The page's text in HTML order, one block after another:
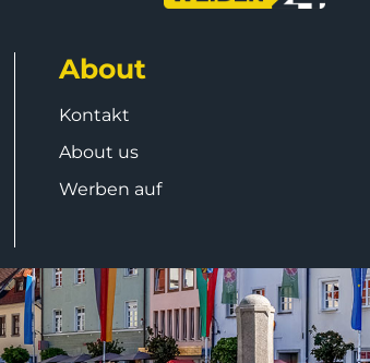
About
Kontakt
About us
Werben auf